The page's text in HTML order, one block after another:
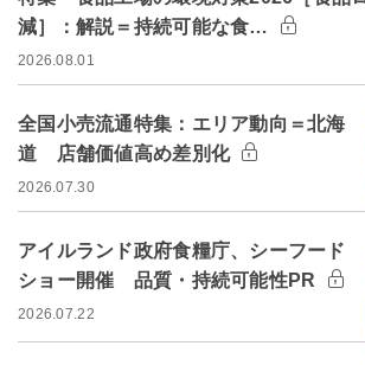
減］：解説＝持続可能な食…
2026.08.01
全国小売流通特集：エリア動向＝北海
道 店舗価値高め差別化
2026.07.30
アイルランド政府食糧庁、シーフード
ショー開催 品質・持続可能性PR
2026.07.22